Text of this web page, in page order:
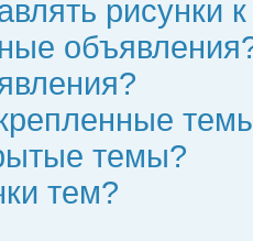
рисунки
темы?
тем?